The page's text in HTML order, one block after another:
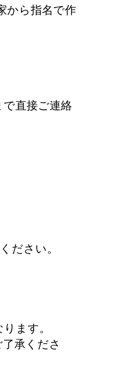
から指名で作
直接ご連絡
ださい。
ます。
承くださ